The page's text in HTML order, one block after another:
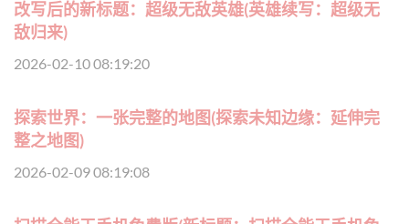
改写后的新标题：超级无敌英雄(英雄续写：超级无
敌归来)
2026-02-10 08:19:20
探索世界：一张完整的地图(探索未知边缘：延伸完
整之地图)
2026-02-09 08:19:08